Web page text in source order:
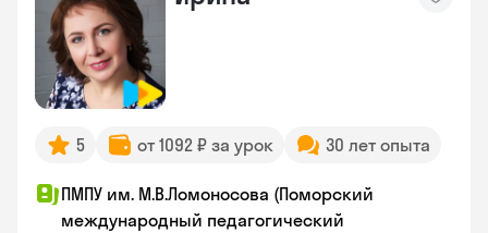
5 от 1092 ₽ за урок 30 лет опыта
ПМПУ им. М.В.Ломоносова (Поморский
международный педагогический